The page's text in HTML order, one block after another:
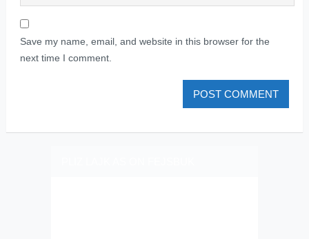
Save my name, email, and website in this browser for the
next time I comment.